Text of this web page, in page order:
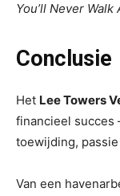
You’ll Never Walk
Conclusie
Het Lee Towers
financieel
toewijding,
Van een